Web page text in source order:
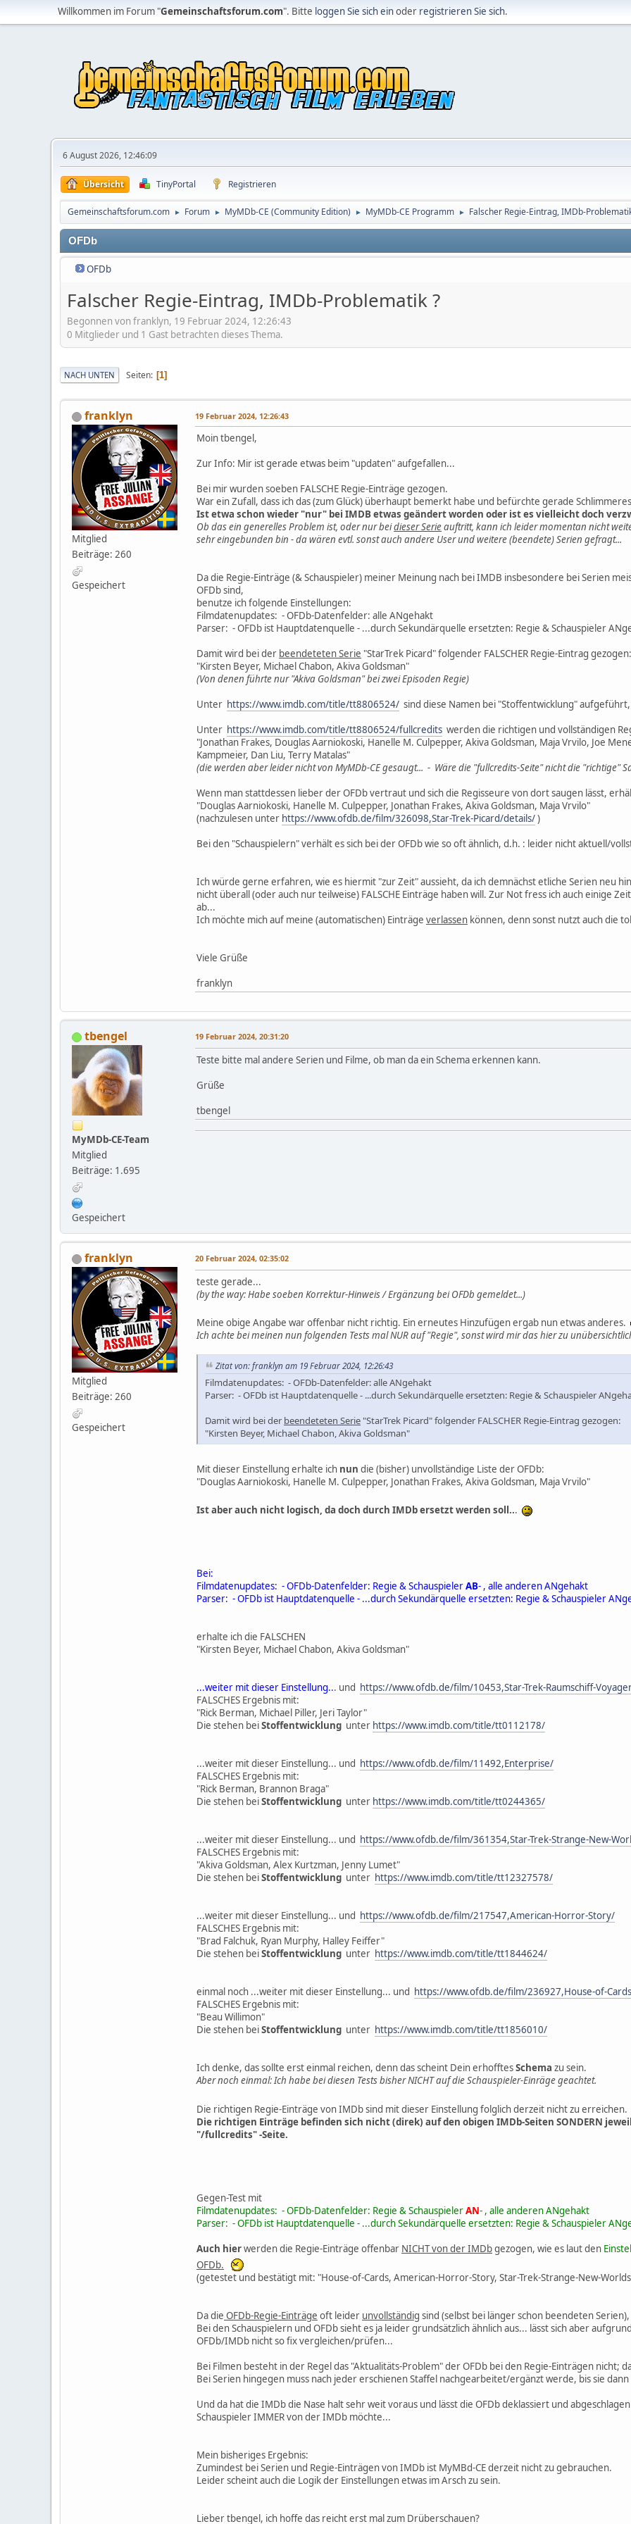
Willkommen im Forum "Gemeinschaftsforum.com". Bitte loggen Sie sich einoder registrieren Sie sich.
6 August 2026, 12:46:09
Übersicht TinyPortal Registrieren
Gemeinschaftsforum.com ► Forum ► MyMDb-CE (Community Edition) ► MyMDb-CE Programm ► Falscher Regie-Eintrag, IMDb-
OFDb
OFDb
Falscher Regie-Eintrag, IMDb-Problematik ?
Begonnen von franklyn, 19 Februar 2024, 12:26:43
0 Mitglieder und 1 Gast betrachten dieses Thema.
NACH UNTEN Seiten 1
franklyn
Mitglied
Beiträge: 260
Gespeichert
19 Februar 2024, 12:26:43
Moin tbengel,
Zur Info: Mir ist gerade etwas beim "updaten" aufgefallen...
Bei mir wurden soeben FALSCHE Regie-Einträge gezogen.
War ein Zufall, dass ich das (zum Glück) überhaupt bemerkt habe und befürchte gerade
Ist etwa schon wieder "nur" bei IMDB etwas geändert worden oder ist es vielleicht doch
Ob das ein generelles Problem ist, oder nur beidieser Serieauftritt, kann ich leider momentan nicht
sehr eingebunden bin - da wären evtl. sonst auch andere User und weitere (beendete) Serien gefragt...
Da die Regie-Einträge (& Schauspieler) meiner Meinung nach bei IMDB insbesondere bei Serien
OFDb sind,
benutze ich folgende Einstellungen:
Filmdatenupdates: - OFDb-Datenfelder: alle ANgehakt
Parser: - OFDb ist Hauptdatenquelle - ...durch Sekundärquelle ersetzten: Regie & Schauspieler
Damit wird bei der beendeteten Serie "StarTrek Picard" folgender FALSCHER Regie-Eintrag gezogen:
"Kirsten Beyer, Michael Chabon, Akiva Goldsman"
(Von denen führte nur "Akiva Goldsman" bei zwei Episoden Regie)
Unter https://www.imdb.com/title/tt8806524/ sind diese Namen bei "Stoffentwicklung"
Unter https://www.imdb.com/title/tt8806524/fullcredits werden die richtigen und vollständigen
"Jonathan Frakes, Douglas Aarniokoski, Hanelle M. Culpepper, Akiva Goldsman, Maja Vrvilo, Joe
Kampmeier, Dan Liu, Terry Matalas"
(die werden aber leider nicht von MyMDb-CE gesaugt... - Wäre die "fullcredits-Seite" nicht die "richtige"
Wenn man stattdessen lieber der OFDb vertraut und sich die Regisseure von dort saugen lässt,
"Douglas Aarniokoski, Hanelle M. Culpepper, Jonathan Frakes, Akiva Goldsman, Maja Vrvilo"
(nachzulesen unter https://www.ofdb.de/film/326098,Star-Trek-Picard/details/)
Bei den "Schauspielern" verhält es sich bei der OFDb wie so oft ähnlich, d.h. : leider nicht aktuell/
Ich würde gerne erfahren, wie es hiermit "zur Zeit" aussieht, da ich demnächst etliche Serien neu
nicht überall (oder auch nur teilweise) FALSCHE Einträge haben will. Zur Not fress ich auch einige
ab...
Ich möchte mich auf meine (automatischen) Einträge verlassen können, denn sonst nutzt auch die
Viele Grüße
franklyn
tbengel
MyMDb-CE-Team
Mitglied
Beiträge: 1.695
Gespeichert
19 Februar 2024, 20:31:20
Teste bitte mal andere Serien und Filme, ob man da ein Schema erkennen kann.
Grüße
tbengel
franklyn
Mitglied
Beiträge: 260
Gespeichert
20 Februar 2024, 02:35:02
teste gerade...
(by the way: Habe soeben Korrektur-Hinweis / Ergänzung bei OFDb gemeldet...)
Meine obige Angabe war offenbar nicht richtig. Ein erneutes Hinzufügen ergab nun etwas anderes.
Ich achte bei meinen nun folgenden Tests mal NUR auf "Regie", sonst wird mir das hier zu
Zitat von: franklyn am 19 Februar 2024, 12:26:43
Filmdatenupdates: - OFDb-Datenfelder: alle ANgehakt
Parser: - OFDb ist Hauptdatenquelle - ...durch Sekundärquelle ersetzten: Regie & Schauspieler
Damit wird bei der beendeteten Serie "StarTrek Picard" folgender FALSCHER Regie-Eintrag gezogen:
"Kirsten Beyer, Michael Chabon, Akiva Goldsman"
Mit dieser Einstellung erhalte ich nun die (bisher) unvollständige Liste der OFDb:
"Douglas Aarniokoski, Hanelle M. Culpepper, Jonathan Frakes, Akiva Goldsman, Maja Vrvilo"
Ist aber auch nicht logisch, da doch durch IMDb ersetzt werden soll...
Bei:
Filmdatenupdates: - OFDb-Datenfelder: Regie & SchauspielerAB- , alle anderen ANgehakt
Parser: - OFDb ist Hauptdatenquelle - ...durch Sekundärquelle ersetzten: Regie & Schauspieler
erhalte ich die FALSCHEN
"Kirsten Beyer, Michael Chabon, Akiva Goldsman"
...weiter mit dieser Einstellung... und https://www.ofdb.de/film/10453,Star-Trek-Raumschiff-
FALSCHES Ergebnis mit:
"Rick Berman, Michael Piller, Jeri Taylor"
Die stehen beiStoffentwicklung unter https://www.imdb.com/title/tt0112178/
...weiter mit dieser Einstellung... und https://www.ofdb.de/film/11492,Enterprise/
FALSCHES Ergebnis mit:
"Rick Berman, Brannon Braga"
Die stehen beiStoffentwicklung unter https://www.imdb.com/title/tt0244365/
...weiter mit dieser Einstellung... und https://www.ofdb.de/film/361354,Star-Trek-Strange-New-
FALSCHES Ergebnis mit:
"Akiva Goldsman, Alex Kurtzman, Jenny Lumet"
Die stehen beiStoffentwicklung unter https://www.imdb.com/title/tt12327578/
...weiter mit dieser Einstellung... und https://www.ofdb.de/film/217547,American-Horror-Story/
FALSCHES Ergebnis mit:
"Brad Falchuk, Ryan Murphy, Halley Feiffer"
Die stehen beiStoffentwicklung unter https://www.imdb.com/title/tt1844624/
einmal noch ...weiter mit dieser Einstellung... und https://www.ofdb.de/film/236927,House-of-
FALSCHES Ergebnis mit:
"Beau Willimon"
Die stehen beiStoffentwicklung unter https://www.imdb.com/title/tt1856010/
Ich denke, das sollte erst einmal reichen, denn das scheint Dein erhofftesSchema zu sein.
Aber noch einmal: Ich habe bei diesen Tests bisher NICHT auf die Schauspieler-Einräge geachtet.
Die richtigen Regie-Einträge von IMDb sind mit dieser Einstellung folglich derzeit nicht zu erreichen.
Die richtigen Einträge befinden sich nicht (direk) auf den obigen IMDb-Seiten SONDERN
"/fullcredits" -Seite.
Gegen-Test mit
Filmdatenupdates: - OFDb-Datenfelder: Regie & SchauspielerAN- , alle anderen ANgehakt
Parser: - OFDb ist Hauptdatenquelle - ...durch Sekundärquelle ersetzten: Regie & Schauspieler
Auch hierwerden die Regie-Einträge offenbar NICHT von der IMDbgezogen, wie es laut den
OFDb.
(getestet und bestätigt mit: "House-of-Cards, American-Horror-Story, Star-Trek-Strange-New-
Da die OFDb-Regie-Einträge oft leider unvollständig sind (selbst bei länger schon beendeten
Bei den Schauspielern und OFDb sieht es ja leider grundsätzlich ähnlich aus... lässt sich aber
OFDb/IMDb nicht so fix vergleichen/prüfen...
Bei Filmen besteht in der Regel das "Aktualitäts-Problem" der OFDb bei den Regie-Einträgen nicht;
Bei Serien hingegen muss nach jeder erschienen Staffel nachgearbeitet/ergänzt werde, bis sie
Und da hat die IMDb die Nase halt sehr weit voraus und lässt die OFDb deklassiert und
Schauspieler IMMER von der IMDb möchte...
Mein bisheriges Ergebnis:
Zumindest bei Serien und Regie-Einträgen von IMDb ist MyMBd-CE derzeit nicht zu gebrauchen.
Leider scheint auch die Logik der Einstellungen etwas im Arsch zu sein.
Lieber tbengel, ich hoffe das reicht erst mal zum Drüberschauen?